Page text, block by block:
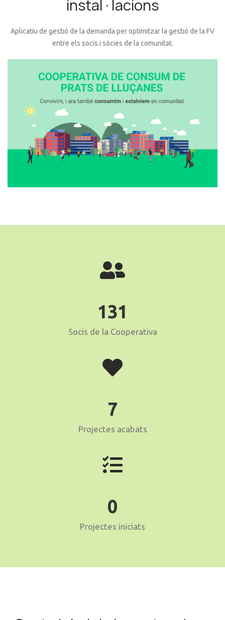
instal·lacions
Aplicatiu de gestió de la demanda per optimitzar la gestió de la FV
entre els socis i sòcies de la comunitat.
131
Socis de la Cooperativa
7
Projectes acabats
0
Projectes iniciats